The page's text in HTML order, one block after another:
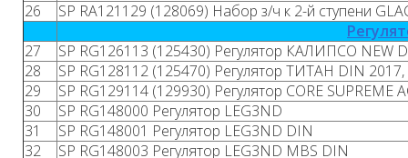
26
SP RA121129 (128069) Набор з/ч к 2-й ступени
27
SP RG126113 (125430) Регулятор КАЛИПСО NEW
28
SP RG128112 (125470) Регулятор ТИТАН DIN
29
SP RG129114 (129930) Регулятор CORE SUPREME
30
SP RG148000 Регулятор LEG3ND
31
SP RG148001 Регулятор LEG3ND DIN
32
SP RG148003 Регулятор LEG3ND MBS DIN